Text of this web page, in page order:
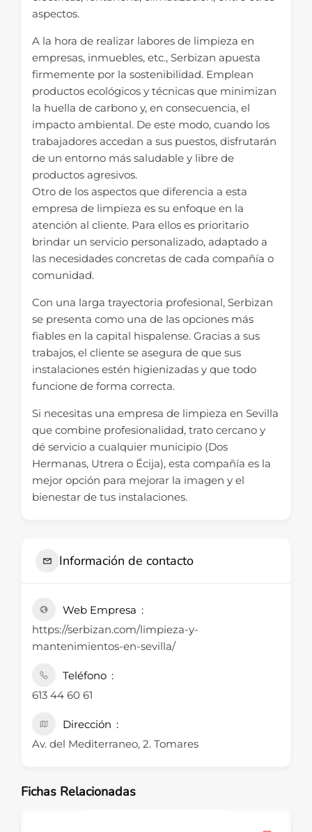
aspectos.
A la hora de realizar labores de limpieza en
empresas, inmuebles, etc., Serbizan apuesta
firmemente por la sostenibilidad. Emplean
productos ecológicos y técnicas que minimizan
la huella de carbono y, en consecuencia, el
impacto ambiental. De este modo, cuando los
trabajadores accedan a sus puestos, disfrutarán
de un entorno más saludable y libre de
productos agresivos.
Otro de los aspectos que diferencia a esta
empresa de limpieza es su enfoque en la
atención al cliente. Para ellos es prioritario
brindar un servicio personalizado, adaptado a
las necesidades concretas de cada compañía o
comunidad.
Con una larga trayectoria profesional, Serbizan
se presenta como una de las opciones más
fiables en la capital hispalense. Gracias a sus
trabajos, el cliente se asegura de que sus
instalaciones estén higienizadas y que todo
funcione de forma correcta.
Si necesitas una empresa de limpieza en Sevilla
que combine profesionalidad, trato cercano y
dé servicio a cualquier municipio (Dos
Hermanas, Utrera o Écija), esta compañía es la
mejor opción para mejorar la imagen y el
bienestar de tus instalaciones.
Información de contacto
Web Empresa
https://serbizan.com/limpieza-y-
mantenimientos-en-sevilla/
Teléfono
613 44 60 61
Dirección
Av. del Mediterraneo, 2. Tomares
Fichas Relacionadas